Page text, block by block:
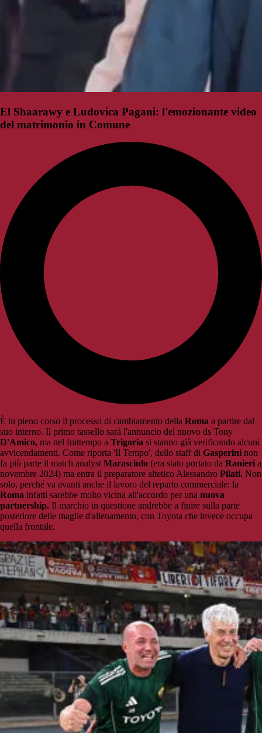
El Shaarawy e Ludovica Pagani: l'emozionante video
del matrimonio in Comune
È in pieno corso il processo di cambiamento della Roma a partire dal
suo interno. Il primo tassello sarà l'annuncio del nuovo ds Tony
D'Amico, ma nel frattempo a Trigoria si stanno già verificando alcuni
avvicendamenti. Come riporta 'Il Tempo', dello staff di Gasperini non
fa più parte il match analystMarasciulo (era stato portato da Ranieri a
novembre 2024) ma entra il preparatore altetico Alessandro Pilati. Non
solo, perché va avanti anche il lavoro del reparto commerciale: la
Roma infatti sarebbe molto vicina all'accordo per una nuova
partnership. Il marchio in questione andrebbe a finire sulla parte
posteriore delle maglie d'allenamento, con Toyota che invece occupa
quella frontale.